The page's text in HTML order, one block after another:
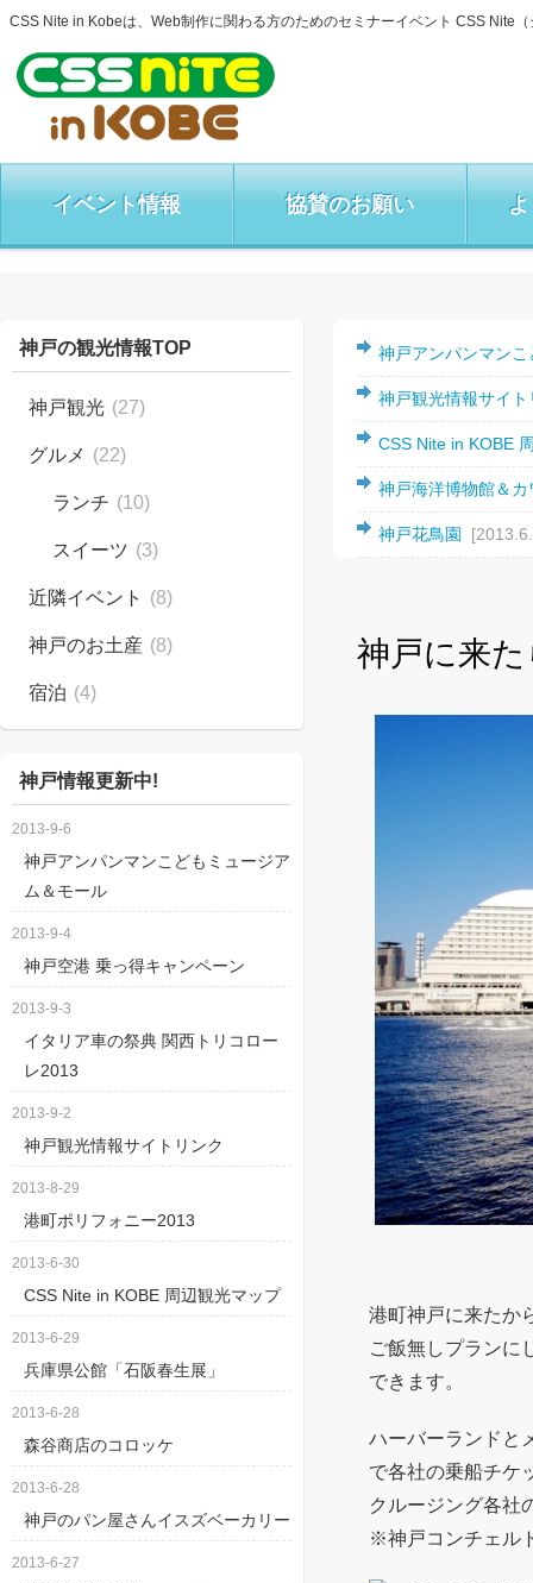
CSS Nite in Kobeは、Web制作に関わる方のためのセミナーイベント CSS Nite
イベント情報 協賛のお願い
神戸アンパンマン
神戸観光情報サイ
CSS Nite in KOBE
神戸海洋博物館＆
神戸花鳥園
須磨浦ロープウェ
伝説のMac修理店
神戸布引ハーブ園
東遊園地と慰霊と
六甲山牧場
兵庫県公館
シティー・ループ
神戸スイーツタク
神戸なら並ばずに
関帝廟 （カンテイ
ハーバーランド・
食べ歩き南京町
ポートタワー・メ
相楽園（そうらく
長田・鉄人28号
北野異人館〜秋の
神戸に来
港町神戸に来たか
ご飯無しプランに
できます。
ハーバーランドと
で各社の乗船チケ
クルージング各社
※神戸コンチェル
神戸の観光情報TOP
神戸観光 (27)
グルメ (22)
ランチ (10)
スイーツ (3)
近隣イベント (8)
神戸のお土産 (8)
宿泊 (4)
神戸情報更新中!
2013-9-6
神戸アンパンマンこどもミュージア
ム＆モール
2013-9-4
神戸空港 乗っ得キャンペーン
2013-9-3
イタリア車の祭典 関西トリコロー
レ2013
2013-9-2
神戸観光情報サイトリンク
2013-8-29
港町ポリフォニー2013
2013-6-30
CSS Nite in KOBE 周辺観光マップ
2013-6-29
兵庫県公館「石阪春生展」
2013-6-28
森谷商店のコロッケ
2013-6-28
神戸のパン屋さんイスズベーカリー
2013-6-27